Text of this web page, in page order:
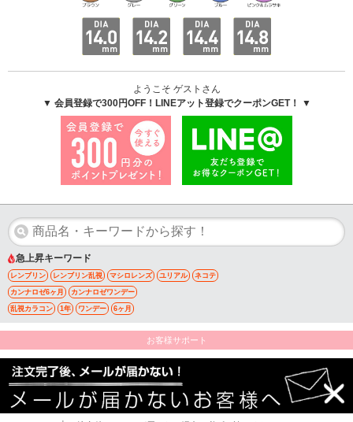
ようこそ ゲストさん
▼ 会員登録で300円OFF！LINEアット登録でクーポンGET！ ▼
急上昇キーワード
レンブリン レンブリン乱視 マシロレンズ ユリアル ネコテ
カンナロゼ6ヶ月 カンナロゼワンデー
乱視カラコン 1年 ワンデー 6ヶ月
お客様サポート